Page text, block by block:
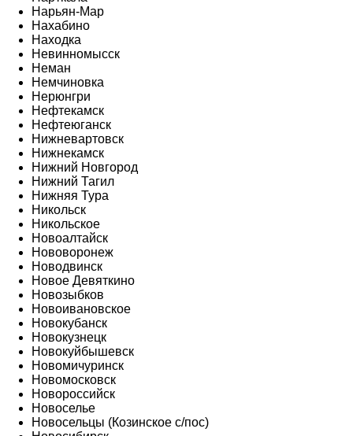
Нарьян-Мар
Нахабино
Находка
Невинномысск
Неман
Немчиновка
Нерюнгри
Нефтекамск
Нефтеюганск
Нижневартовск
Нижнекамск
Нижний Новгород
Нижний Тагил
Нижняя Тура
Никольск
Никольское
Новоалтайск
Нововоронеж
Новодвинск
Новое Девяткино
Новозыбков
Новоивановское
Новокубанск
Новокузнецк
Новокуйбышевск
Новомичуринск
Новомосковск
Новороссийск
Новоселье
Новосельцы (Козинское с/пос)